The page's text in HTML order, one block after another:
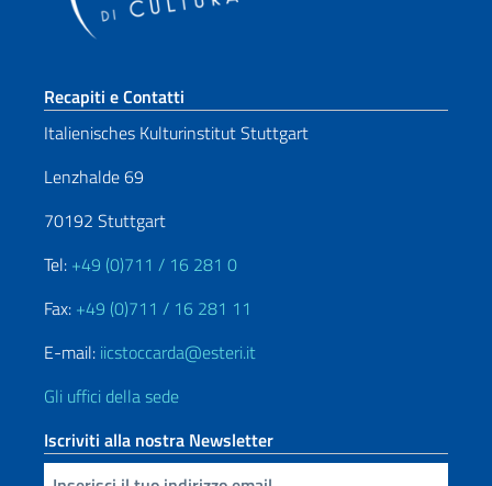
Sezione footer
Recapiti e Contatti
Italienisches Kulturinstitut Stuttgart
Lenzhalde 69
70192 Stuttgart
Tel: +49 (0)711 / 16 281 0
Fax: +49 (0)711 / 16 281 11
E-mail: iicstoccarda@esteri.it
Gli uffici della sede
Iscriviti alla nostra Newsletter